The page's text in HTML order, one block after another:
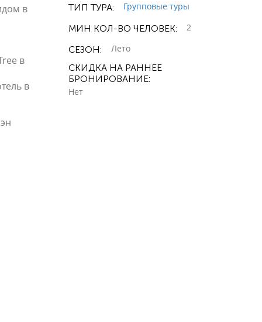
в
в
в
ТИП ТУРА:
Групповые туры
МИН КОЛ-ВО ЧЕЛОВЕК:
2
СЕЗОН:
Лето
СКИДКА НА РАННЕЕ
БРОНИРОВАНИЕ:
Нет